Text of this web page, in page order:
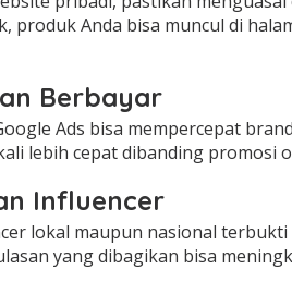
produk Anda bisa muncul di
Berbayar
Ads bisa mempercepat
lebih cepat dibanding promosi
Influencer
lokal maupun nasional
yang dibagikan bisa